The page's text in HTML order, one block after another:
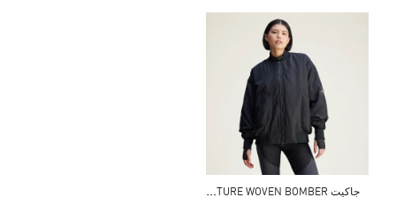
ج
اكيت ADIDAS BY STELLA MCCARTNEY TRUE NATURE WOVEN BOMBER